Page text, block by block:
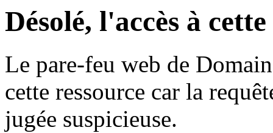
Désolé, l'accès à
Le pare-feu web de
cette ressource car la
jugée suspicieuse.